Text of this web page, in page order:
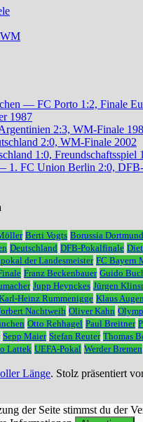
— FC Porto 1:2, Finale
1987
2:3, WM-Finale
2:0, WM-Finale 2002
1:0, Freundschaftsspiel
1. FC Union Berlin 2:0,
Berti Vogts Borussia Dortmund
Deutschland DFB-Pokalfinale
der Landesmeister FC Bayern
Franz Beckenbauer Guido
Jupp Heynckes Jürgen
Heinz Rummenigge Klaus
Nachtweih Oliver Kahn
Otto Rehhagel Paul Breitner
Sepp Maier Stefan Reuter Thomas
Lattek UEFA-Pokal Werder Bremen
Länge. Stolz präsentiert
der Seite stimmst du der